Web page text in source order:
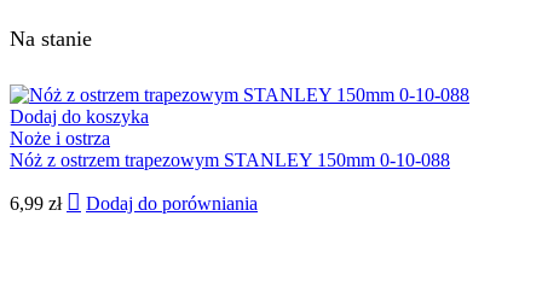
Na stanie
Dodaj do koszyka
Noże i ostrza
Nóż z ostrzem trapezowym STANLEY 150mm 0-10-088
6,99 zł Dodaj do porówniania